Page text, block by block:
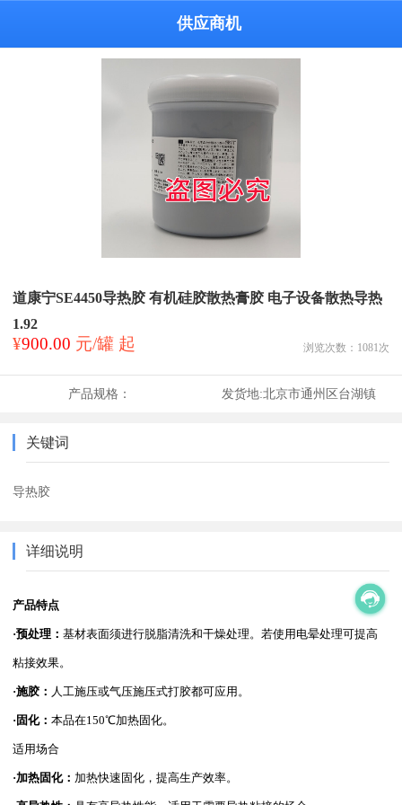
供应商机
道康宁SE4450导热胶 有机硅胶散热膏胶 电子设备散热导热
1.92
¥900.00 元/罐 起 浏览次数： 1081 次
产品规格： 发货地:北京市通州区台湖镇
关键词
导热胶
详细说明
产品特点
·预处理：基材表面须进行脱脂清洗和干燥处理。若使用电晕处理可提高
粘接效果。
·施胶： 人工施压或气压施压式打胶都可应用。
·固化：本品在150℃加热固化。
适用场合
·加热固化： 加热快速固化，提高生产效率。